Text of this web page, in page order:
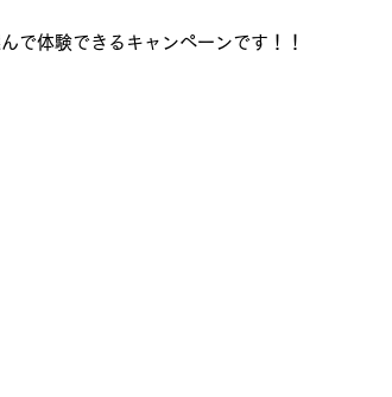
で体験できるキャンペーンです！！